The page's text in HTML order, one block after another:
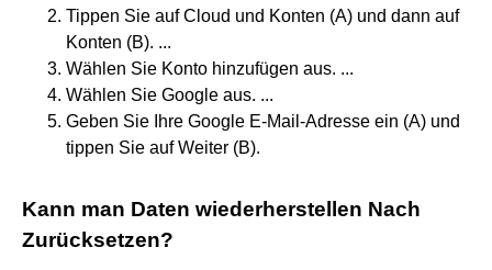
Tippen Sie auf Cloud und Konten (A) und dann auf
Konten (B). ...
Wählen Sie Konto hinzufügen aus. ...
Wählen Sie Google aus. ...
Geben Sie Ihre Google E-Mail-Adresse ein (A) und
tippen Sie auf Weiter (B).
Kann man Daten wiederherstellen Nach
Zurücksetzen?